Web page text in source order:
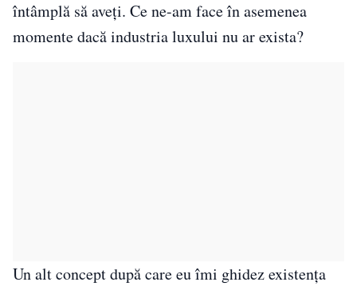
întâmplă să aveți. Ce ne-am face în asemenea
momente dacă industria luxului nu ar exista?
Un alt concept după care eu îmi ghidez existența